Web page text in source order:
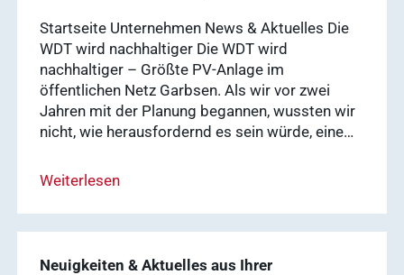
gründen
Ergebnisse
anzeigen
Mitgliedschaft
anzeigen
vetsoft.one
vetat.work
basics4vets
Startseite Unternehmen News & Aktuelles Die
WDT wird nachhaltiger Die WDT wird
nachhaltiger – Größte PV-Anlage im
öffentlichen Netz Garbsen. Als wir vor zwei
Jahren mit der Planung begannen, wussten wir
nicht, wie herausfordernd es sein würde, eine…
Weiterlesen
Neuigkeiten & Aktuelles aus Ihrer